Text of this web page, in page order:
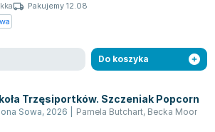
Pakujemy 12.08
Do koszyka
Trzęsiportków. Szczeniak Popcorn
Sowa, 2026 Pamela Butchart, Becka Moor